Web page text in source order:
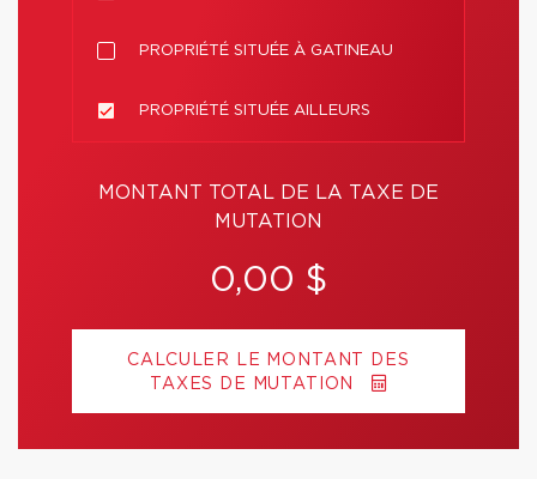
PROPRIÉTÉ SITUÉE À GATINEAU
PROPRIÉTÉ SITUÉE AILLEURS
MONTANT TOTAL DE LA TAXE DE
MUTATION
0,00 $
CALCULER LE MONTANT DES
TAXES DE MUTATION